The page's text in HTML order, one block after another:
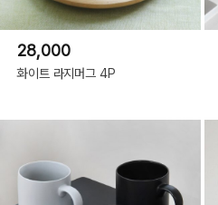
28,000
화이트 라지머그 4P